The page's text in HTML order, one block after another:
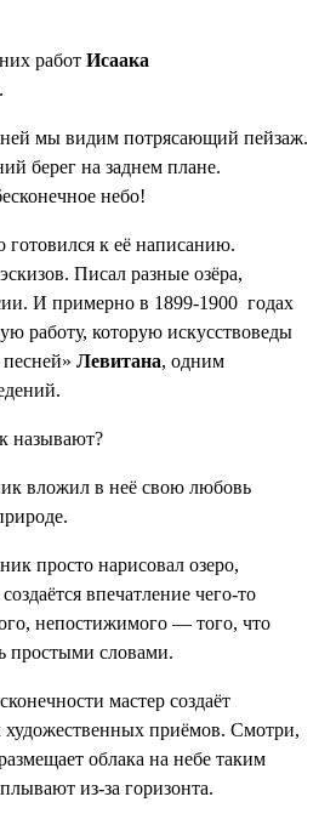
работ Исаака
.
мы видим потрясающий пейзаж.
берег на заднем плане.
небо!
готовился к её написанию.
Писал разные озёра,
И примерно в 1899-1900 годах
работу, которую искусствоведы
Левитана, одним
называют?
вложил в неё свою любовь
просто нарисовал озеро,
впечатление чего-то
непостижимого — того, что
простыми словами.
мастер создаёт
приёмов. Смотри,
облака на небе таким
из-за горизонта.